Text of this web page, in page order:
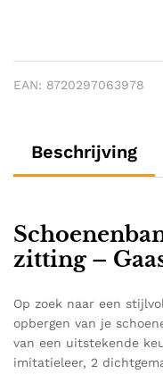
EAN: 8720297063978
Beschrijving
zitting –
Op zoek naar een
opbergen van je
van een uitstekende
imitatieleer, 2